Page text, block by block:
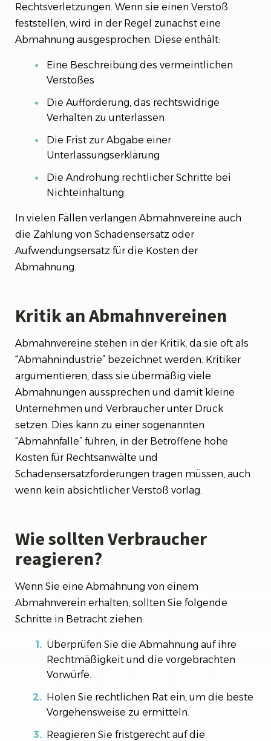
Rechtsverletzungen. Wenn sie einen Verstoß
feststellen, wird in der Regel zunächst eine
Abmahnung ausgesprochen. Diese enthält:
Eine Beschreibung des vermeintlichen
Verstoßes
Die Aufforderung, das rechtswidrige
Verhalten zu unterlassen
Die Frist zur Abgabe einer
Unterlassungserklärung
Die Androhung rechtlicher Schritte bei
Nichteinhaltung
In vielen Fällen verlangen Abmahnvereine auch
die Zahlung von Schadensersatz oder
Aufwendungsersatz für die Kosten der
Abmahnung.
Kritik an Abmahnvereinen
Abmahnvereine stehen in der Kritik, da sie oft als
“Abmahnindustrie” bezeichnet werden. Kritiker
argumentieren, dass sie übermäßig viele
Abmahnungen aussprechen und damit kleine
Unternehmen und Verbraucher unter Druck
setzen. Dies kann zu einer sogenannten
“Abmahnfalle” führen, in der Betroffene hohe
Kosten für Rechtsanwälte und
Schadensersatzforderungen tragen müssen, auch
wenn kein absichtlicher Verstoß vorlag.
Wie sollten Verbraucher
reagieren?
Wenn Sie eine Abmahnung von einem
Abmahnverein erhalten, sollten Sie folgende
Schritte in Betracht ziehen:
Überprüfen Sie die Abmahnung auf ihre
Rechtmäßigkeit und die vorgebrachten
Vorwürfe.
Holen Sie rechtlichen Rat ein, um die beste
Vorgehensweise zu ermitteln.
Reagieren Sie fristgerecht auf die